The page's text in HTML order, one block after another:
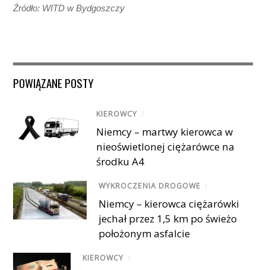
Źródło: WITD w Bydgoszczy
POWIĄZANE POSTY
KIEROWCY /
Niemcy – martwy kierowca w
nieoświetlonej ciężarówce na
środku A4
WYKROCZENIA DROGOWE /
Niemcy – kierowca ciężarówki
jechał przez 1,5 km po świeżo
położonym asfalcie
KIEROWCY /